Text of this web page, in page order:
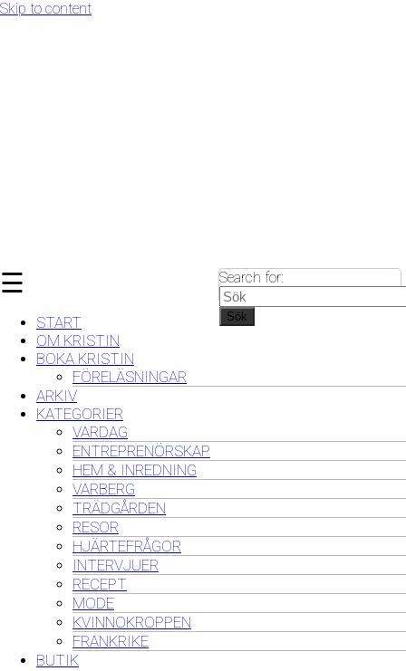
Skip to content
☰
START
OM KRISTIN
BOKA KRISTIN
FÖRELÄSNINGAR
ARKIV
KATEGORIER
VARDAG
ENTREPRENÖRSKAP
HEM & INREDNING
VARBERG
TRÄDGÅRDEN
RESOR
HJÄRTEFRÅGOR
INTERVJUER
RECEPT
MODE
KVINNOKROPPEN
FRANKRIKE
BUTIK
Search for:
Sök